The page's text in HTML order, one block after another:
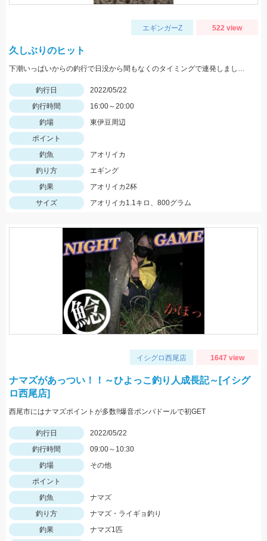
エギンガーZ 522 view
久しぶりのヒット
下潮いっぱいからの釣行で日没から間もなくのタイミングで連発しました。
釣行日
2022/05/22
釣行時間
16:00～20:00
釣場
東伊豆周辺
ポイント
釣魚
アオリイカ
釣り方
エギング
釣果
アオリイカ2杯
サイズ
アオリイカ1.1キロ、800グラム
イシグロ西尾店 1647 view
ナマズがあっつい！！～ひよっこ釣り人成長記～[イシグ
ロ西尾店]
西尾市にはナマズポイントが多数!!爆音ポンパドールで初GET
釣行日
2022/05/22
釣行時間
09:00～10:30
釣場
その他
ポイント
釣魚
ナマズ
釣り方
ナマズ・ライギョ釣り
釣果
ナマズ1匹